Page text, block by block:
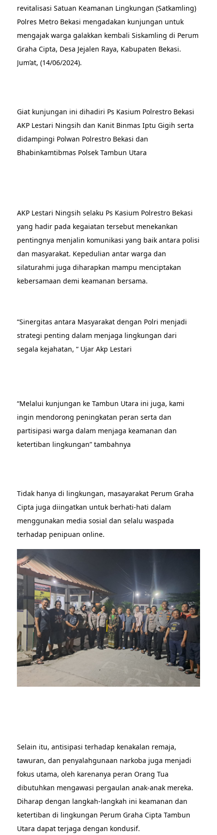
revitalisasi Satuan Keamanan Lingkungan (Satkamling)
Polres Metro Bekasi mengadakan kunjungan untuk
mengajak warga galakkan kembali Siskamling di Perum
Graha Cipta, Desa Jejalen Raya, Kabupaten Bekasi.
Jum’at, (14/06/2024).
Giat kunjungan ini dihadiri Ps Kasium Polrestro Bekasi
AKP Lestari Ningsih dan Kanit Binmas Iptu Gigih serta
didampingi Polwan Polrestro Bekasi dan
Bhabinkamtibmas Polsek Tambun Utara
AKP Lestari Ningsih selaku Ps Kasium Polrestro Bekasi
yang hadir pada kegaiatan tersebut menekankan
pentingnya menjalin komunikasi yang baik antara polisi
dan masyarakat. Kepedulian antar warga dan
silaturahmi juga diharapkan mampu menciptakan
kebersamaan demi keamanan bersama.
“Sinergitas antara Masyarakat dengan Polri menjadi
strategi penting dalam menjaga lingkungan dari
segala kejahatan, “ Ujar Akp Lestari
“Melalui kunjungan ke Tambun Utara ini juga, kami
ingin mendorong peningkatan peran serta dan
partisipasi warga dalam menjaga keamanan dan
ketertiban lingkungan” tambahnya
Tidak hanya di lingkungan, masayarakat Perum Graha
Cipta juga diingatkan untuk berhati-hati dalam
menggunakan media sosial dan selalu waspada
terhadap penipuan online.
Selain itu, antisipasi terhadap kenakalan remaja,
tawuran, dan penyalahgunaan narkoba juga menjadi
fokus utama, oleh karenanya peran Orang Tua
dibutuhkan mengawasi pergaulan anak-anak mereka.
Diharap dengan langkah-langkah ini keamanan dan
ketertiban di lingkungan Perum Graha Cipta Tambun
Utara dapat terjaga dengan kondusif.